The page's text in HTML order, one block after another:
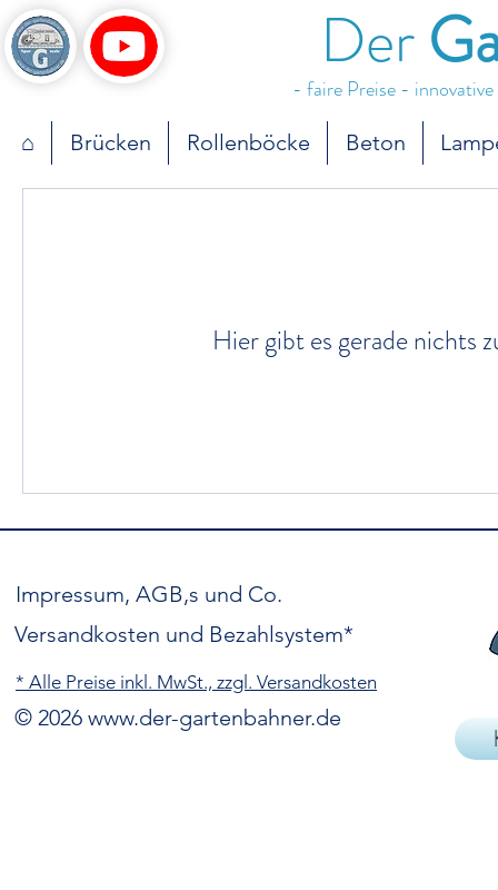
Der
- faire Preise -
⌂ Brücken Rollenböcke Beton
Hier gibt es gerade nichts
Impressum, AGB,s und Co.
Versandkosten und Bezahlsystem*
* Alle Preise inkl. MwSt., zzgl. Versandkosten
© 2026 www.der-gartenbahner.de